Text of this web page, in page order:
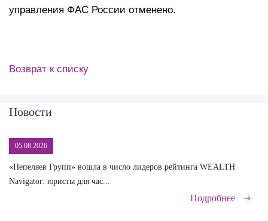
управления ФАС России отменено.
Возврат к списку
Новости
05.08.2026
«Пепеляев Групп» вошла в число лидеров рейтинга WEALTH
Navigator: юристы для час...
Подробнее